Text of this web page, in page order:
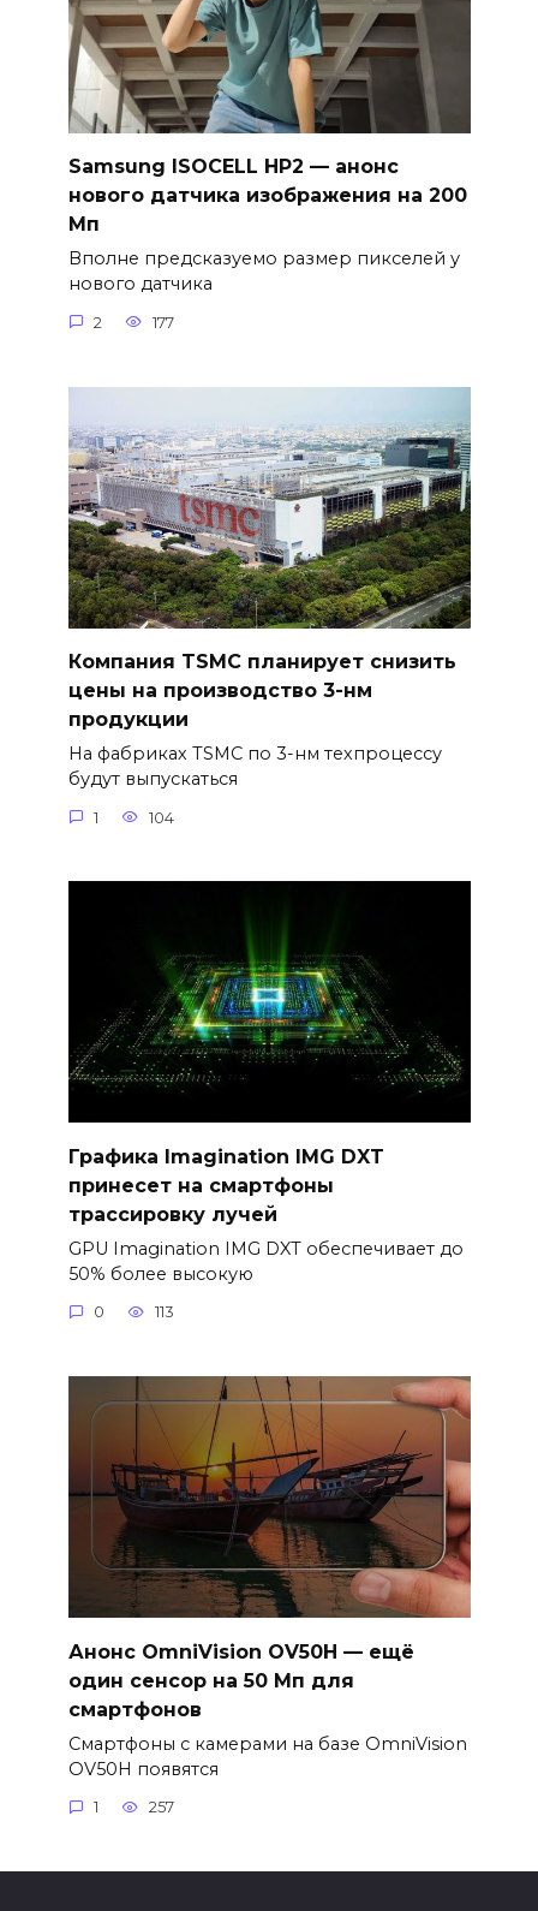
Samsung ISOCELL HP2 — анонс
нового датчика изображения на 200
Мп
Вполне предсказуемо размер пикселей у
нового датчика
2 177
Компания TSMC планирует снизить
цены на производство 3-нм
продукции
На фабриках TSMC по 3-нм техпроцессу
будут выпускаться
1 104
Графика Imagination IMG DXT
принесет на смартфоны
трассировку лучей
GPU Imagination IMG DXT обеспечивает до
50% более высокую
0 113
Анонс OmniVision OV50H — ещё
один сенсор на 50 Мп для
смартфонов
Смартфоны с камерами на базе OmniVision
OV50H появятся
1 257